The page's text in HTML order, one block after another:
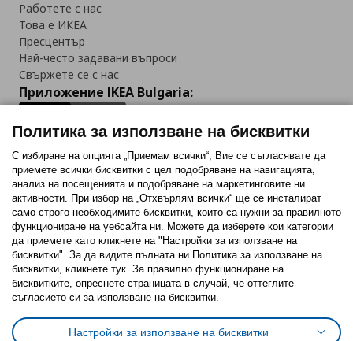
Работете с нас
Това е ИКЕА
Пресцентър
Най-често задавани въпроси
Свържете се с нас
Приложение IKEA Bulgaria:
Последвайте ни:
FacebookTwitterYoutubePinterestInstagram
Политика за използване на бисквитки (Cookies)
Избор на настройки за използване на бисквитки
Условия за ползване на ikea.bgОбща политика за личните данни
Политика за използване на бисквитки
С избиране на опцията „Приемам всички“, Вие се съгласявате да
приемете всички бисквитки с цел подобряване на навигацията,
анализ на посещенията и подобряване на маркетинговите ни
активности. При избор на „Отхвърлям всички“ ще се инсталират
само строго необходимитe бисквитки, които са нужни за правилното
функциониране на уебсайта ни. Можете да изберете кои категории
да приемете като кликнете на "Настройки за използване на
бисквитки". За да видите пълната ни Политика за използване на
бисквитки, кликнете тук. За правилно функциониране на
бисквитките, опреснете страницата в случай, че оттеглите
съгласието си за използване на бисквитки.
Настройки за използване на бисквитки